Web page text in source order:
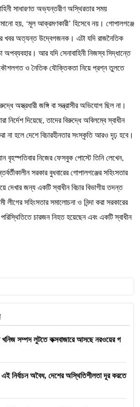
সাধারণত অভ্যন্তরীণ অস্থিরতার সময়
হয়, ‘মূল আক্রমণকারী’ হিসেবে নয়। গোপালগঞ্জে
খবর অত্যন্ত উদ্বেগজনক। এটা যদি রাজনৈতিক
অপব্যবহার। আর যদি সেনাবাহিনী নিজস্ব সিদ্ধান্তে
ও নৈতিক যৌক্তিকতা নিয়ে প্রশ্ন তুলতে
অস্ত্রধারী জঙ্গি বা সন্ত্রাসীর অভিযোগ ছিল না।
নির্দেশ দিয়েছে, তাদের বিরুদ্ধে অবিলম্বে স্বাধীন
না হলে দেশে বিচারহীনতার সংস্কৃতি আরও দৃঢ় হবে।
বৃহস্পতিবার নিজের ফেসবুক পোস্টে তিনি লেখেন,
সরকার বুধবারের গোপালগঞ্জের সহিংসতার
দেখার জন্য একটি স্বাধীন বিচার বিভাগীয় তদন্ত
সহিংসতার সমালোচনা ও নিন্দা করা সরকারের
চারজন নিহত হয়েছেন এবং একটি স্বাধীন
খনিজ সম্পদ লুটতে কক্সবাজারে আসছে নরওয়ের গ
নির্বাচন অবৈধ, দেশের অস্থিতিশীলতা দূর করতে